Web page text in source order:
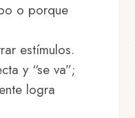
o porque
estímulos.
y “se va”;
logra